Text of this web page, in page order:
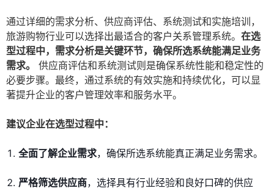
通过详细的需求分析、供应商评估、系统测试和实施培训，
旅游购物行业可以选择出最适合的客户关系管理系统。 在选
型过程中，需求分析是关键环节，确保所选系统能满足业务
需求。
供应商评估和系统测试则是确保系统性能和稳定性的
必要步骤。最终，通过系统的有效实施和持续优化，可以显
著提升企业的客户管理效率和服务水平。
建议企业在选型过程中：
全面了解企业需求，确保所选系统能真正满足业务需求。
严格筛选供应商，选择具有行业经验和良好口碑的供应